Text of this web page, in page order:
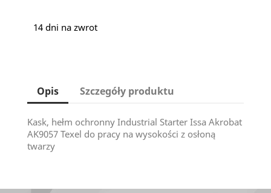
14 dni na zwrot
Opis Szczegóły produktu
Kask, hełm ochronny Industrial Starter Issa Akrobat
AK9057 Texel do pracy na wysokości z osłoną
twarzy